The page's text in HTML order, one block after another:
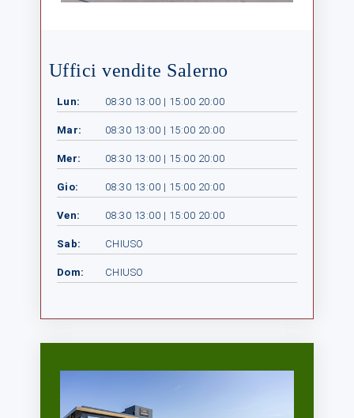
Uffici vendite Salerno
Lun: 08:30 13:00 | 15:00 20:00
Mar: 08:30 13:00 | 15:00 20:00
Mer: 08:30 13:00 | 15:00 20:00
Gio: 08:30 13:00 | 15:00 20:00
Ven: 08:30 13:00 | 15:00 20:00
Sab: CHIUSO
Dom: CHIUSO